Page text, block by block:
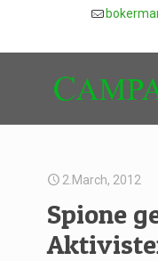
2.March, 2012
Spione